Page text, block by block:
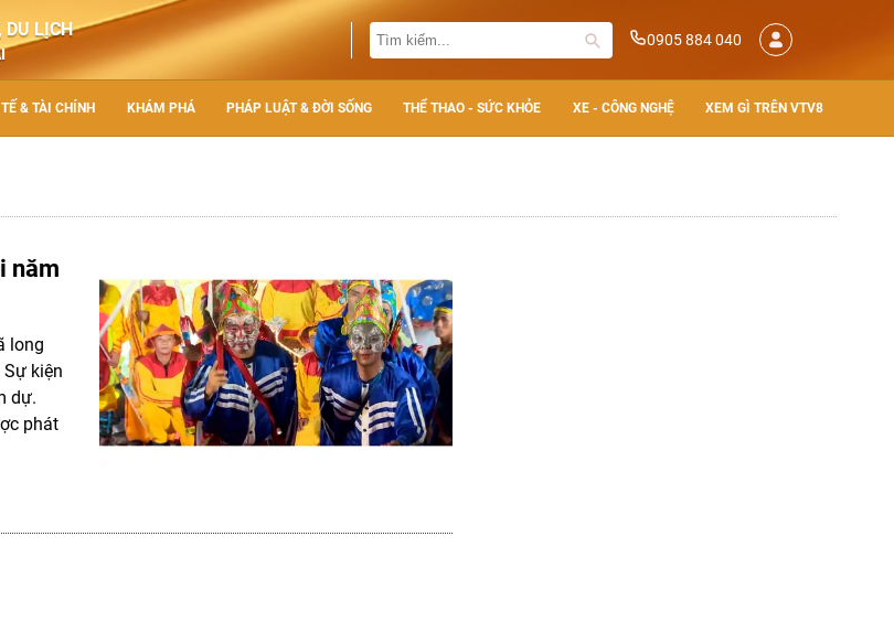
DU LỊCH 0905 884 040
& TÀI CHÍNH KHÁM PHÁ PHÁP LUẬT & ĐỜI SỐNG THỂ THAO - SỨC KHỎE XE - CÔNG NGHỆ XEM GÌ TRÊN VTV8
năm
long
kiện
dự.
phát